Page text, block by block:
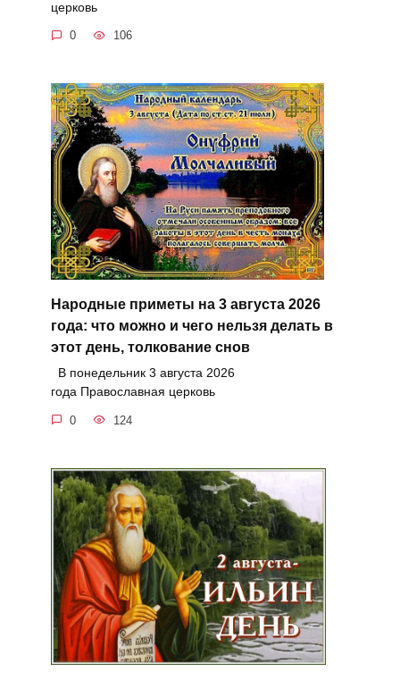
церковь
0 106
Народные приметы на 3 августа 2026
года: что можно и чего нельзя делать в
этот день, толкование снов
В понедельник 3 августа 2026
года Православная церковь
0 124